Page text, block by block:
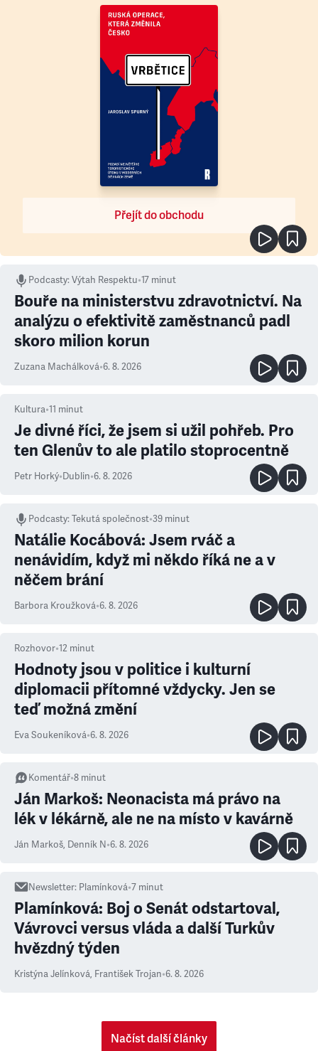
Přejít do obchodu
Podcasty:Výtah Respektu•17 minut
Bouře na ministerstvu zdravotnictví. Na
analýzu o efektivitě zaměstnanců padl
skoro milion korun
Zuzana Machálková•6. 8. 2026
Kultura•11 minut
Je divné říci, že jsem si užil pohřeb. Pro
ten Glenův to ale platilo stoprocentně
Petr Horký•Dublin•6. 8. 2026
Podcasty:Tekutá společnost•39 minut
Natálie Kocábová: Jsem rváč a
nenávidím, když mi někdo říká ne a v
něčem brání
Barbora Kroužková•6. 8. 2026
Rozhovor•12 minut
Hodnoty jsou v politice i kulturní
diplomacii přítomné vždycky. Jen se
teď možná změní
Eva Soukeníková•6. 8. 2026
Komentář•8 minut
Ján Markoš: Neonacista má právo na
lék v lékárně, ale ne na místo v kavárně
Ján Markoš, Denník N•6. 8. 2026
Newsletter: Plamínková•7 minut
Plamínková: Boj o Senát odstartoval,
Vávrovci versus vláda a další Turkův
hvězdný týden
Kristýna Jelínková, František Trojan•6. 8. 2026
Načíst další články